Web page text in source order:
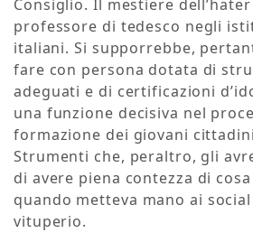
Consiglio. Il mestiere
professore di tedesco negli
italiani. Si supporrebbe,
fare con persona dotata di
adeguati e di certificazioni
una funzione decisiva nel
formazione dei giovani
Strumenti che, peraltro, gli
di avere piena contezza di
quando metteva mano ai
vituperio.